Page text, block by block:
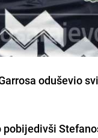
oduševio
pobijedivši